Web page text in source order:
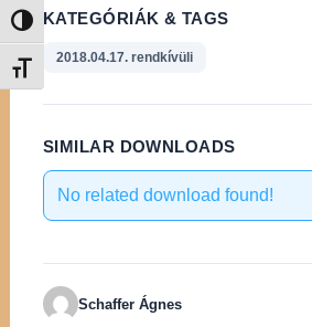
Nagy kontraszt váltása
Betűméret váltása
KATEGÓRIÁK & TAGS
2018.04.17. rendkívüli
SIMILAR DOWNLOADS
No related download found!
Schaffer Ágnes